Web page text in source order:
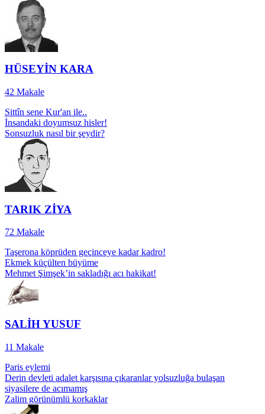
HÜSEYİN KARA
42 Makale
Sittîn sene Kur'an ile..
İnsandaki doyumsuz hisler!
Sonsuzluk nasıl bir şeydir?
TARIK ZİYA
72 Makale
Taşerona köprüden geçinceye kadar kadro!
Ekmek küçülten büyüme
Mehmet Şimşek’in sakladığı acı hakikat!
SALİH YUSUF
11 Makale
Paris eylemi
Derin devleti adalet karşısına çıkaranlar yolsuzluğa bulaşan
siyasilere de acımamış
Zalim görünümlü korkaklar